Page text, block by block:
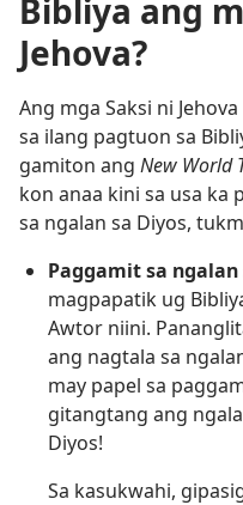
Bibliya ang
Jehova?
Ang mga Saksi ni
sa ilang pagtuon sa
gamiton ang New World
kon anaa kini sa usa ka
sa ngalan sa Diyos,
Paggamit sa ngalan
magpapatik ug
Awtor niini.
ang nagtala sa
may papel sa
gitangtang ang
Diyos!
Sa kasukwahi,